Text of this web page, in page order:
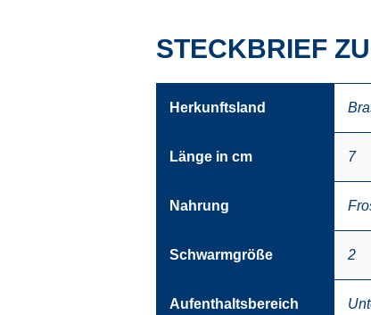
STECKBRIEF
Herkunftsland
Länge in cm 7
Nahrung
Schwarmgröße 2
Aufenthaltsbereich